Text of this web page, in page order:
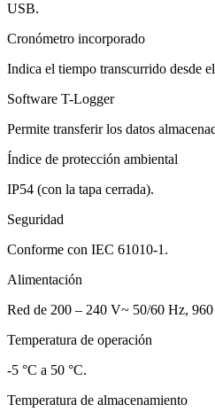
USB.
Cronómetro incorporado
Indica el tiempo transcurrido desde
Software T-Logger
Permite transferir los datos
Índice de protección ambiental
IP54 (con la tapa cerrada).
Seguridad
Conforme con IEC 61010-1.
Alimentación
Red de 200 – 240 V~ 50/60 Hz,
Temperatura de operación
-5 °C a 50 °C.
Temperatura de almacenamiento